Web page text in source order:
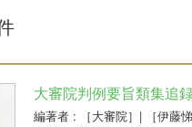
大審院判例要旨類集追
編著者 : ［大審院］| ［伊藤